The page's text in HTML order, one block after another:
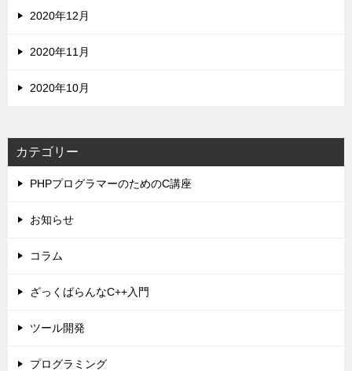
2020年12月
2020年11月
2020年10月
カテゴリー
PHPプログラマーのためのC講座
お知らせ
コラム
ざっくばらんなC++入門
ツール開発
プログラミング